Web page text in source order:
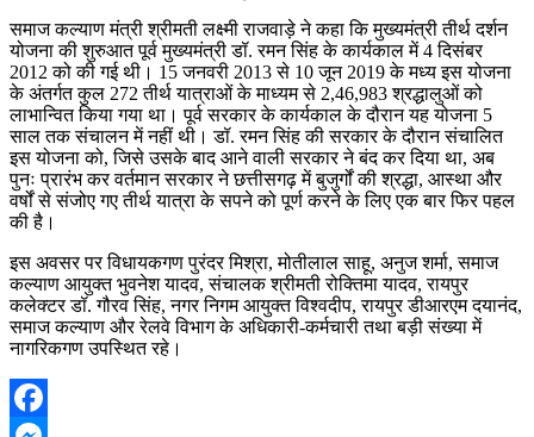
समाज कल्याण मंत्री श्रीमती लक्ष्मी राजवाड़े ने कहा कि मुख्यमंत्री तीर्थ दर्शन
योजना की शुरुआत पूर्व मुख्यमंत्री डॉ. रमन सिंह के कार्यकाल में 4 दिसंबर
2012 को की गई थी। 15 जनवरी 2013 से 10 जून 2019 के मध्य इस योजना
के अंतर्गत कुल 272 तीर्थ यात्राओं के माध्यम से 2,46,983 श्रद्धालुओं को
लाभान्वित किया गया था। पूर्व सरकार के कार्यकाल के दौरान यह योजना 5
साल तक संचालन में नहीं थी। डॉ. रमन सिंह की सरकार के दौरान संचालित
इस योजना को, जिसे उसके बाद आने वाली सरकार ने बंद कर दिया था, अब
पुनः प्रारंभ कर वर्तमान सरकार ने छत्तीसगढ़ में बुजुर्गों की श्रद्धा, आस्था और
वर्षों से संजोए गए तीर्थ यात्रा के सपने को पूर्ण करने के लिए एक बार फिर पहल
की है।
इस अवसर पर विधायकगण पुरंदर मिश्रा, मोतीलाल साहू, अनुज शर्मा, समाज
कल्याण आयुक्त भुवनेश यादव, संचालक श्रीमती रोक्तिमा यादव, रायपुर
कलेक्टर डॉ. गौरव सिंह, नगर निगम आयुक्त विश्वदीप, रायपुर डीआरएम दयानंद,
समाज कल्याण और रेलवे विभाग के अधिकारी-कर्मचारी तथा बड़ी संख्या में
नागरिकगण उपस्थित रहे।